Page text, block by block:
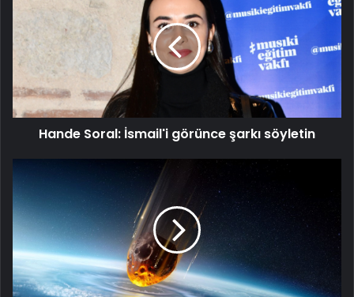
İsmail'i
görünce
şarkı
söyletin
Hande Soral: İsmail'i görünce şarkı söyletin
Çin
asteroitleri
patlatacak:
Uzay
ajansı
devlerinin